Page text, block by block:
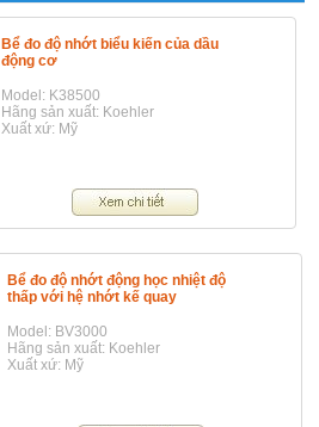
Bể đo độ nhớt biểu kiến của dầu
động cơ
Model: K38500
Hãng sản xuất: Koehler
Xuất xứ: Mỹ
Bể đo độ nhớt động học nhiệt độ
thấp với hệ nhớt kế quay
Model: BV3000
Hãng sản xuất: Koehler
Xuất xứ: Mỹ